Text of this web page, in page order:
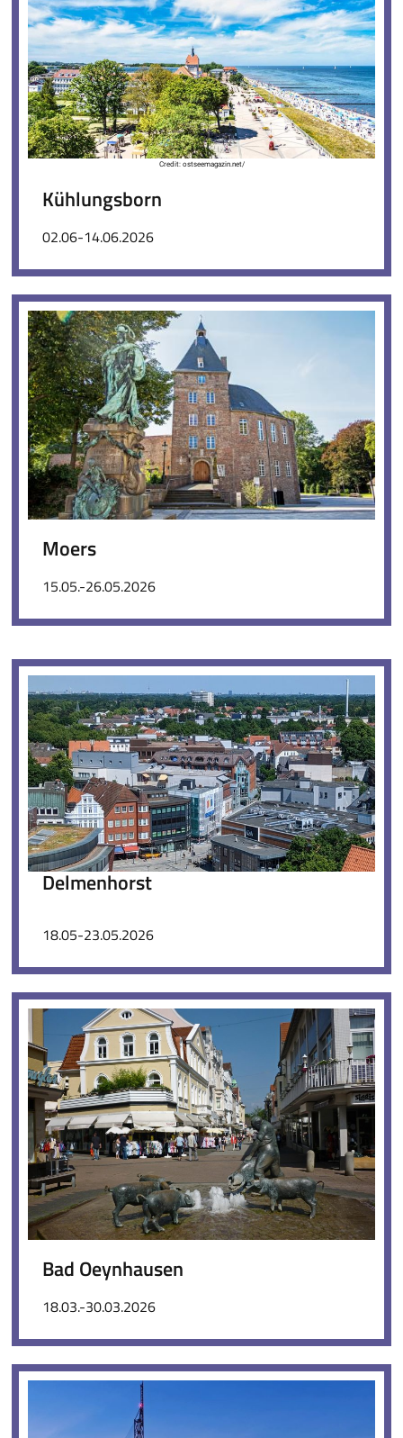
Credit: ostseemagazin.net/
Kühlungsborn
02.06-14.06.2026
Moers
15.05.-26.05.2026
Delmenhorst
18.05-23.05.2026
Bad Oeynhausen
18.03.-30.03.2026